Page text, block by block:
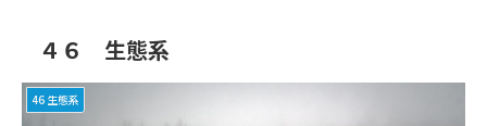
４６ 生態系
46 生態系